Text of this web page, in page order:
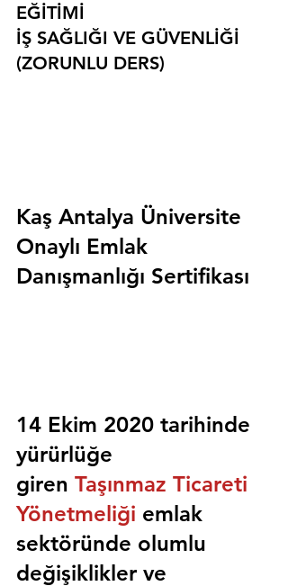
EĞİTİMİ
İŞ SAĞLIĞI VE GÜVENLİĞİ
(ZORUNLU DERS)
Kaş Antalya Üniversite
Onaylı Emlak
Danışmanlığı Sertifikası
14 Ekim 2020 tarihinde
yürürlüğe
giren Taşınmaz Ticareti
Yönetmeliği emlak
sektöründe olumlu
değişiklikler ve